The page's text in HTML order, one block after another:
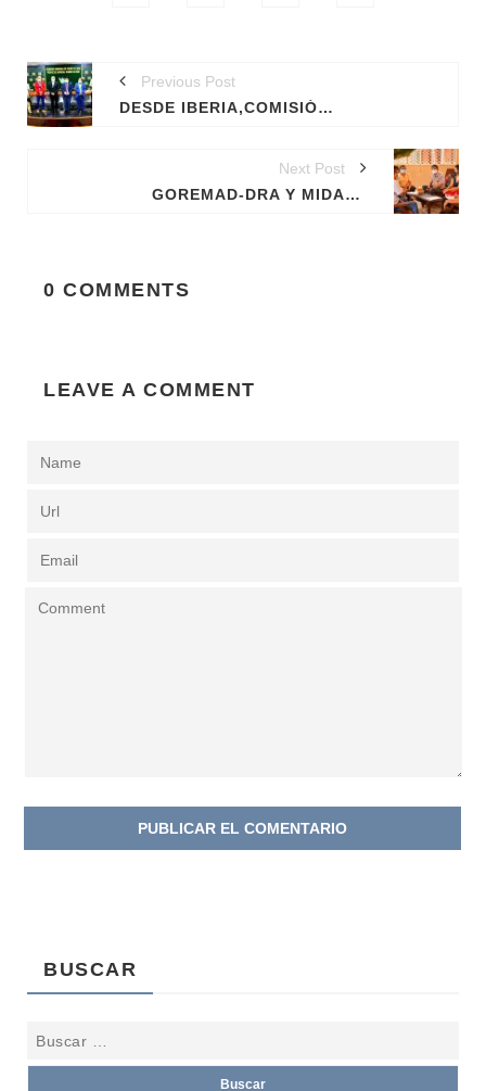
Previous Post
DESDE IBERIA,COMISIÓN AGRARIA DEL CONGRESO SE INTERESÓ EN RESOLVER JUNTO AL GOREMAD, LOS PROBLEMAS DEL SECTOR AGRARIO.
Next Post
GOREMAD-DRA Y MIDAGRI REFUERZAN ALIANZA PARA OTORGAR SEGURIDAD JURÍDICA A PREDIOS AGRÍCOLAS.
0 COMMENTS
LEAVE A COMMENT
BUSCAR